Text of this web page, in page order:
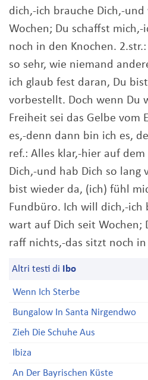
dich,-ich brauche Dich,-
Wochen; Du schaffst
noch in den Knochen.
so sehr, wie niemand
ich glaub fest daran, Du
vorbestellt. Doch wenn Du
Freiheit sei das Gelbe vom
es,-denn dann bin ich es,
ref.: Alles klar,-hier auf dem
Dich,-und hab Dich so lang
bist wieder da, (ich) fühl
Fundbüro. Ich will dich,-ich
wart auf Dich seit Wochen;
raff nichts,-das sitzt noch
Altri testi di Ibo
Wenn Ich Sterbe
Bungalow In Santa Nirgendwo
Zieh Die Schuhe Aus
Ibiza
An Der Bayrischen Küste